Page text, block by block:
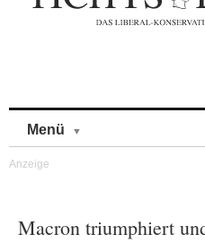
Menü
Macron triumphiert